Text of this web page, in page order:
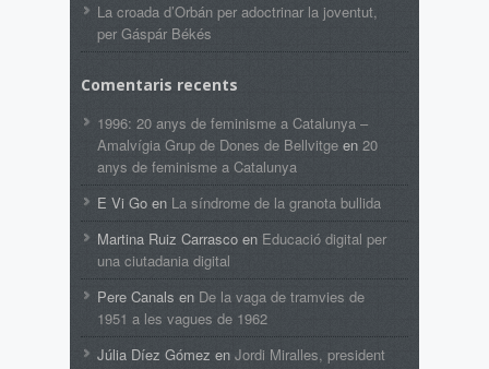
La croada d’Orbán per adoctrinar la joventut,
per Gáspár Békés
Comentaris recents
1996: 20 anys de feminisme a Catalunya –
Amalvígia Grup de Dones de Bellvitge en 20
anys de feminisme a Catalunya
E Vi Go en La síndrome de la granota bullida
Martina Ruiz Carrasco en Educació digital per
una ciutadania digital
Pere Canals en De la vaga de tramvies de
1951 a les vagues de 1962
Júlia Díez Gómez en Jordi Miralles, president